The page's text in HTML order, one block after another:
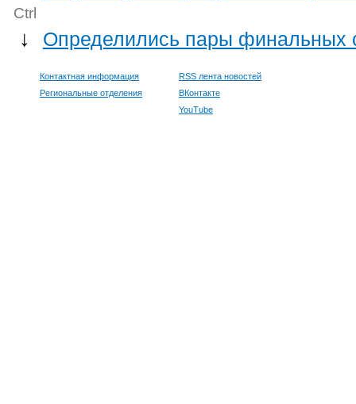
Ctrl
↓ Определились пары финальных
Контактная информация
Региональные отделения
RSS лента новостей
ВКонтакте
YouTube